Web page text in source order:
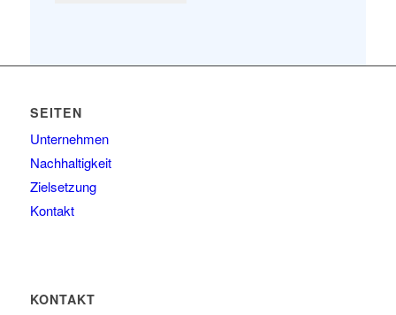
SEITEN
Unternehmen
Nachhaltigkeit
Zielsetzung
Kontakt
KONTAKT